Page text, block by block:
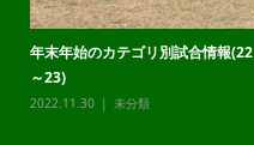
年末年始のカテゴリ別試合情報(22
～23)
2022.11.30 未分類